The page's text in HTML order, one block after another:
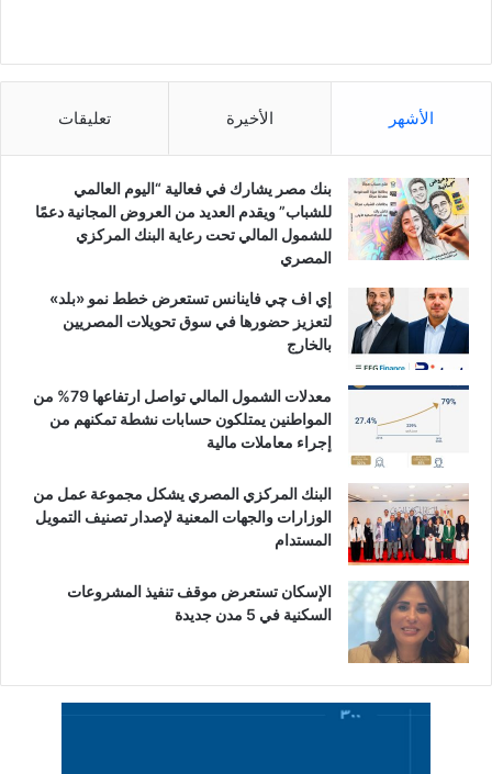
الأشهر الأخيرة تعليقات
بنك مصر يشارك في فعالية “اليوم العالمي
للشباب” ويقدم العديد من العروض المجانية دعمًا
للشمول المالي تحت رعاية البنك المركزي
المصري
إي اف چي فاينانس تستعرض خطط نمو «بلد»
لتعزيز حضورها في سوق تحويلات المصريين
بالخارج
معدلات الشمول المالي تواصل ارتفاعها 79% من
المواطنين يمتلكون حسابات نشطة تمكنهم من
إجراء معاملات مالية
البنك المركزي المصري يشكل مجموعة عمل من
الوزارات والجهات المعنية لإصدار تصنيف التمويل
المستدام
الإسكان تستعرض موقف تنفيذ المشروعات
السكنية في 5 مدن جديدة